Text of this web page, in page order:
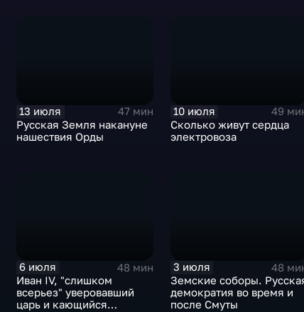
13 июля
47 мин
Русская Земля накануне
нашествия Орды
10 июля
49
Сколько живут сердца
электровоза
6 июля
48 мин
Иван IV, "слишком
всерьез" уверовавший
царь и кающийся
3 июля
48
Земские соборы.
демократия во время и
после Смуты